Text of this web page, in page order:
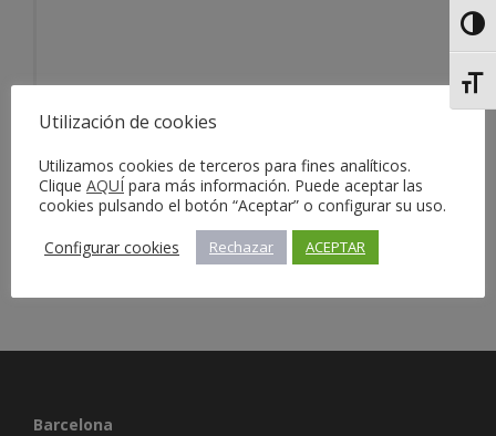
Información del servicio
Barcelona
Utilización de cookies
Utilizamos cookies de terceros para fines analíticos.
Clique AQUÍ para más información. Puede aceptar las
cookies pulsando el botón “Aceptar” o configurar su uso.
Configurar cookies
Rechazar ACEPTAR